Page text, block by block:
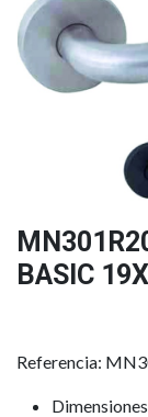
BASIC
Referencia: